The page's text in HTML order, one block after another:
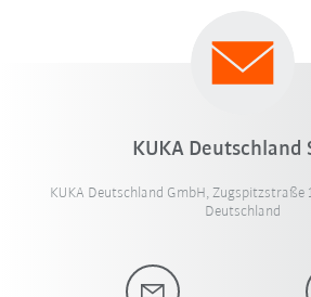
KUKA Deutschland
KUKA Deutschland GmbH, Zugspitzstraße
Deutschland